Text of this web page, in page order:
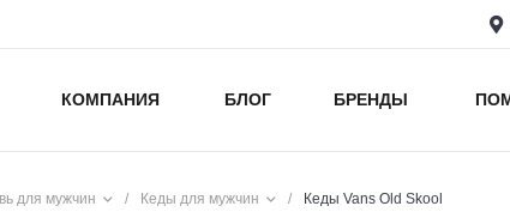
КОМПАНИЯ БЛОГ БРЕНДЫ
для мужчин / Кеды для мужчин / Кеды Vans Old Skool